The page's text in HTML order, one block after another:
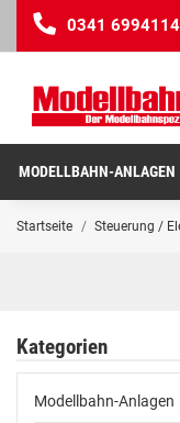
0341 6994114
MODELLBAHN-ANLAGEN
Startseite Steuerung /
Kategorien
Modellbahn-Anlagen